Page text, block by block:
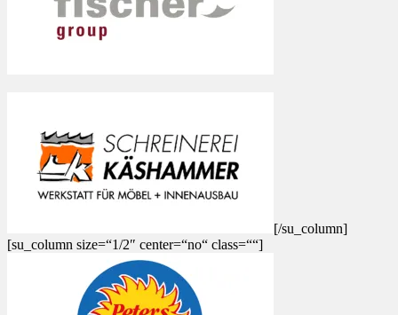
[/su_column]
[su_column size=“1/2″ center=“no“ class=““]